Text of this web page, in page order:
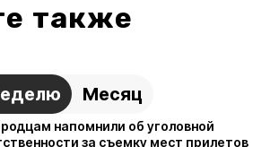
также
Месяц
напомнили об уголовной
за съемку мест прилетов